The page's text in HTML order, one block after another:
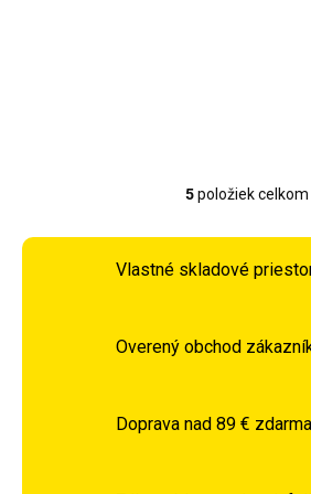
5položiek celkom
Vlastné skladové
Overený obchod
Doprava nad 89 € zdarma